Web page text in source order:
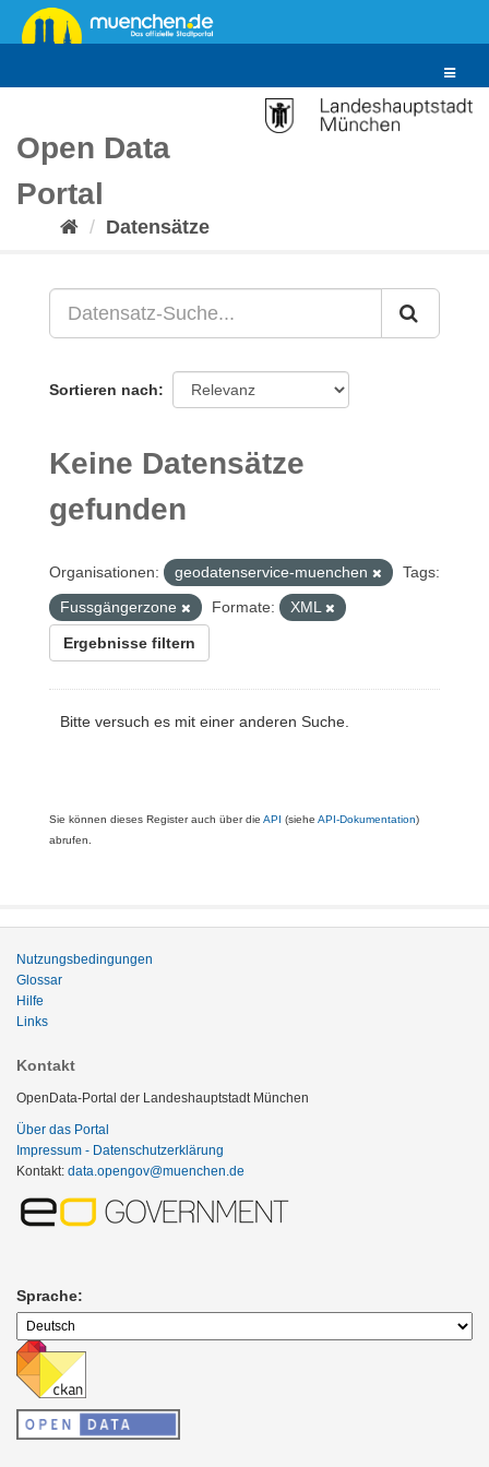
Überspringen
zum
Toggle
Open Data
Portal
Datensätze
Sortieren nach
Keine Datensätze
gefunden
Organisationen: geodatenservice-muenchen
Tags:
Fussgängerzone
Formate: XML
Ergebnisse filtern
Bitte versuch es mit einer anderen Suche.
Sie können dieses Register auch über die API (siehe API-Dokumentation)
abrufen.
Nutzungsbedingungen
Glossar
Hilfe
Links
Kontakt
OpenData-Portal der Landeshauptstadt München
Über das Portal
Impressum - Datenschutzerklärung
Kontakt: data.opengov@muenchen.de
Sprache